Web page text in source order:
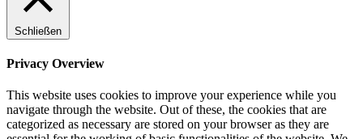
Schließen
Privacy Overview
This website uses cookies to improve your experience while you
navigate through the website. Out of these, the cookies that are
categorized as necessary are stored on your browser as they are